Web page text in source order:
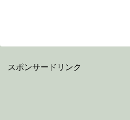
スポンサードリンク